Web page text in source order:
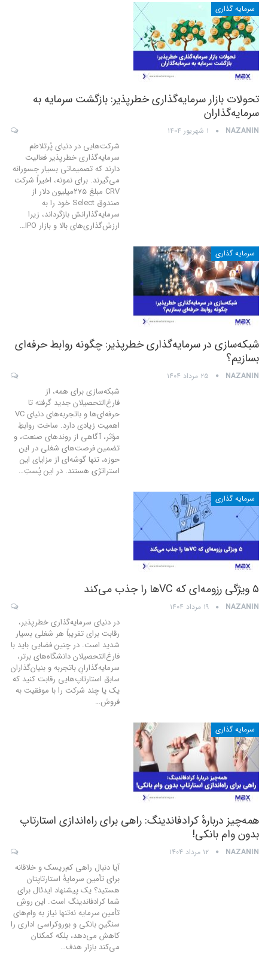
سرمایه گذاری
تحولات بازار سرمایه‌گذاری خطرپذیر: بازگشت سرمایه به
سرمایه‌گذاران
NAZANIN ۱ شهریور ۱۴۰۴
شرکت‌هایی در دنیای پُرتلاطم
سرمایه‌گذاری خطرپذیر فعالیت
دارند که تصمیماتی بسیار جسورانه
می‌گیرند. برای نمونه، اخیراً شرکت
CRV مبلغ ۲۷۵میلیون دلار از
صندوق Select خود را به
سرمایه‌گذارانش بازگرداند، زیرا
ارزش‌گذاری‌های بالا و بازار IPO
…
سرمایه گذاری
شبکه‌سازی در سرمایه‌گذاری خطرپذیر: چگونه روابط حرفه‌ای
بسازیم؟
NAZANIN ۲۵ مرداد ۱۴۰۴
شبکه‌سازی برای همه، از
فارغ‌التحصیلان جدید گرفته تا
حرفه‌ای‌ها و باتجربه‌های دنیای VC
اهمیت زیادی دارد. ساخت روابطِ
مؤثر، آگاهی از روندهای صنعت، و
تضمین فرصت‌های شغلی در این
حوزه، تنها گوشه‌ای از مزایای این
استراتژی هستند. در این پُستِ…
سرمایه گذاری
۵ ویژگی رزومه‌ای که VCها را جذب می‌کند
NAZANIN ۱۹ مرداد ۱۴۰۴
در دنیای سرمایه‌گذاری خطرپذیر،
رقابت برای تقریباً هر شغلی بسیار
شدید است. در چنین فضایی باید با
فارغ‌التحصیلان دانشگاه‌های برتر،
سرمایه‌گذارانِ باتجربه و بنیان‌گذاران
سابق استارتاپ‌هایی رقابت کنید که
یک یا چند شرکت را با موفقیت به
فروش…
سرمایه گذاری
همه‌چیز دربارهٔ کرادفاندینگ: راهی برای راه‌اندازی استارتاپ
بدون وام بانکی!
NAZANIN ۱۲ مرداد ۱۴۰۴
آیا دنبال راهی کم‌ریسک و خلاقانه
برای تأمین سرمایهٔ استارتاپتان
هستید؟ یک پیشنهاد ایدئال برای
شما کرادفاندینگ است. این روشِ
تأمین سرمایه نه‌تنها نیاز به وام‌های
سنگینِ بانکی و بوروکراسی اداری را
کاهش می‌دهد، بلکه کمکتان
می‌کند بازار هدف…